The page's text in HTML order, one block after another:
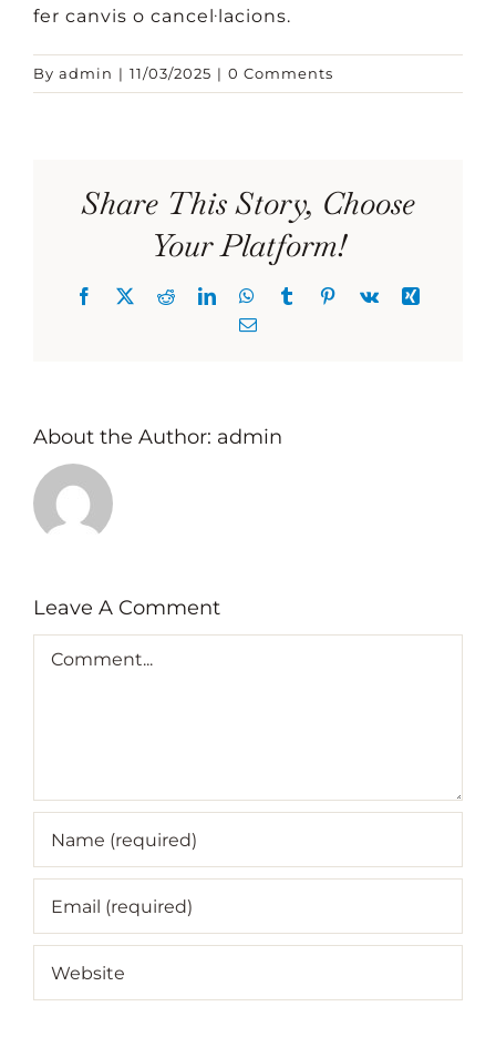
fer canvis o cancel·lacions.
By admin | 11/03/2025 | 0 Comments
Share This Story, Choose
Your Platform!
Facebook Reddit LinkedInWhatsApp
TumblrPinterest
Vk
Email
About the Author: admin
Leave A Comment
Comment